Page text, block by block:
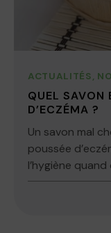
ACTUALITÉS,
QUEL SAVON
D’ECZÉMA ?
Un savon mal
poussée
l’hygiène quand